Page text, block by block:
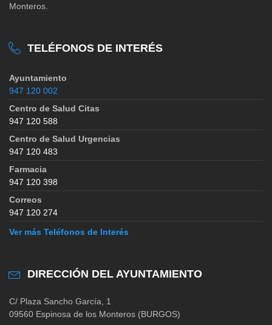
Monteros.
TELÉFONOS DE INTERÉS
Ayuntamiento
947 120 002
Centro de Salud Citas
947 120 588
Centro de Salud Urgencias
947 120 483
Farmacia
947 120 398
Correos
947 120 274
Ver más Teléfonos de Interés
DIRECCIÓN DEL AYUNTAMIENTO
C/ Plaza Sancho García, 1
09560 Espinosa de los Monteros (BURGOS)